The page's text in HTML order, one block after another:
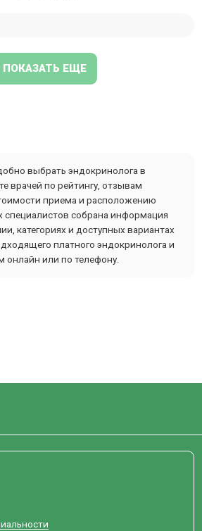
ПОКАЗАТЬ ЕЩЕ
выбрать эндокринолога в
врачей по рейтингу, отзывам
приема и расположению
специалистов собрана информация
категориях и доступных вариантах
платного эндокринолога и
онлайн или по телефону.